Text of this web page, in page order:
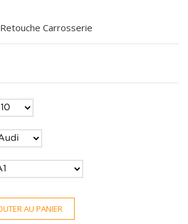
Carrosserie
AU PANIER